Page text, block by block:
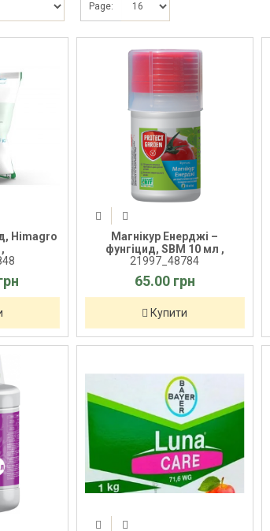
Page:
Himagro
Магнікур Енерджі –
фунгіцид, SBM 10 мл ,
21997_48784
65.00 грн
Купити